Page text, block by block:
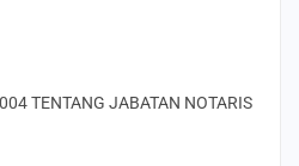
TENTANG JABATAN NOTARIS